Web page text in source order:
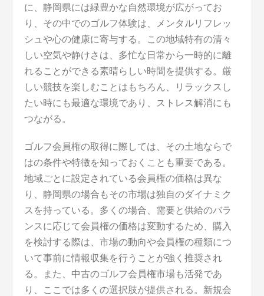
に、静岡県には緑豊かな自然環境が広がってお
り、その中でのゴルフ体験は、メンタルリフレッ
シュや心の健康に寄与する。この地域特有の清々
しい空気や静けさは、多忙な日常から一時的に離
れることができる素晴らしい時間を提供する。厳
しい競技を楽しむことはもちろん、リラックスし
たい時にも最適な環境であり、ストレス解消にも
つながる。
ゴルフ会員権の取得に際しては、その土地ならで
はの条件や特徴を知っておくことも重要である。
地域ごとに設定されている会員権の価格は異な
り、静岡県の場合もその市場は独自のダイナミク
スを持っている。多くの場合、需要と供給のバラ
ンスに応じて会員権の価格は変動するため、購入
を検討する際は、市場の動向や会員権の種類につ
いて事前に情報収集を行うことが強く推奨され
る。また、中古のゴルフ会員権市場も活発であ
り、ここでは多くの選択肢が提供される。新規会